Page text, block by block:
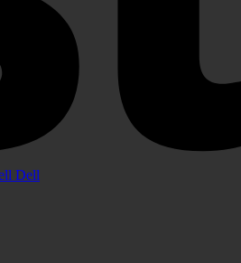
Dell